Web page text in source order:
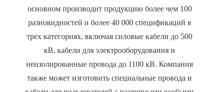
основном производит продукцию более чем 100
разновидностей и более 40 000 спецификаций в
трех категориях, включая силовые кабели до 500
кВ, кабели для электрооборудования и
неизолированные провода до 1100 кВ. Компания
также может изготовить специальные провода и